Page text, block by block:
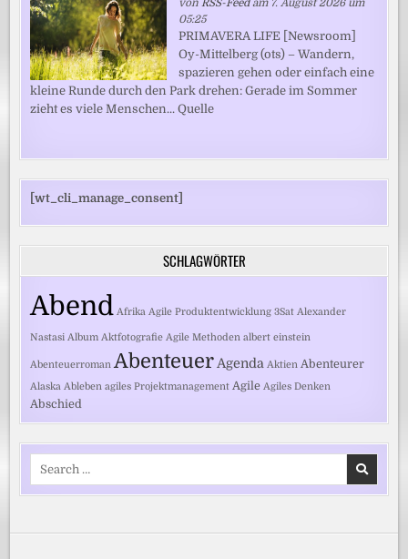
vonRSS-Feedam 7. August 2026 um
05:25
PRIMAVERA LIFE [Newsroom]
Oy-Mittelberg (ots) – Wandern,
spazieren gehen oder einfach eine
kleine Runde durch den Park drehen: Gerade im Sommer
zieht es viele Menschen... Quelle
[wt_cli_manage_consent]
SCHLAGWÖRTER
Abend Afrika Agile Produktentwicklung 3Sat Alexander
Nastasi Album Aktfotografie Agile Methoden albert einstein
Abenteuerroman Abenteuer Agenda Aktien Abenteurer
Alaska Ableben agiles Projektmanagement Agile Agiles Denken
Abschied
Search